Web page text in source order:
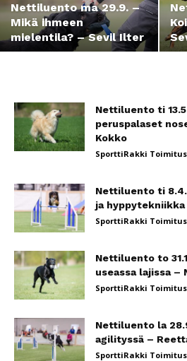
Nettiluento ma 29.9. –
Mikä ihmeen
mielentila? – Sevil Ilter
Nettiluento ti
peruspalaset
Kokko
SporttiRakki Toimitus
Nettiluento ti
ja hyppytekniikka
SporttiRakki Toimitus
Nettiluento to
useassa lajissa –
SporttiRakki Toimitus
Nettiluento la
agilityssä –
SporttiRakki Toimitus